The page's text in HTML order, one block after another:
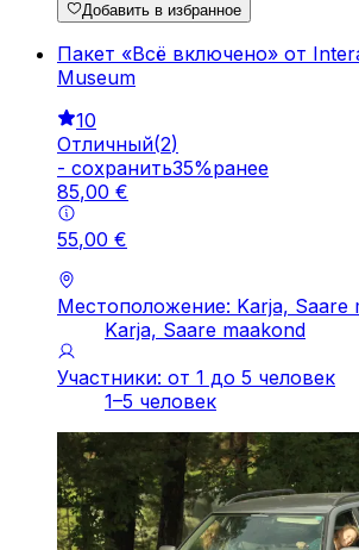
Добавить в избранное
Пакет «Всё включено» от
Museum
10
Отличный(2)
- cохранить35%ранее
85,00 €
55,00 €
Местоположение: Karja, Saare
Karja, Saare maakond
Участники: от 1 до 5 человек
1–5 человек